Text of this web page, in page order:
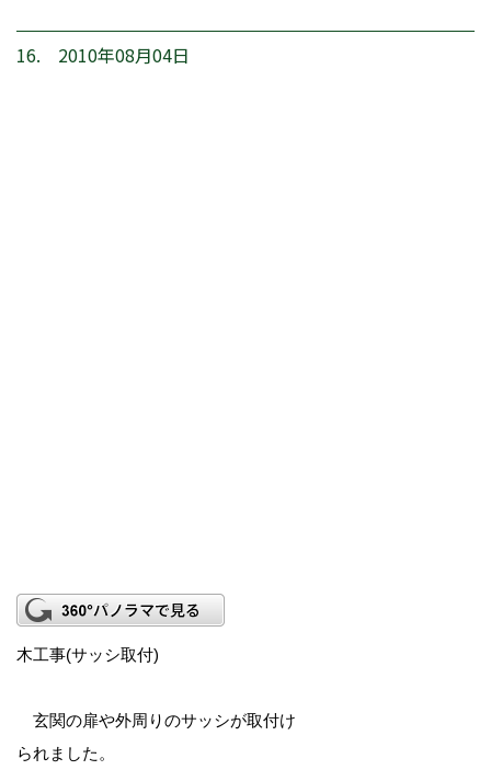
16. 2010年08月04日
木工事(サッシ取付)
玄関の扉や外周りのサッシが取付け
られました。